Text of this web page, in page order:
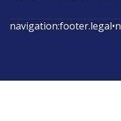
navigation:footer.legal•